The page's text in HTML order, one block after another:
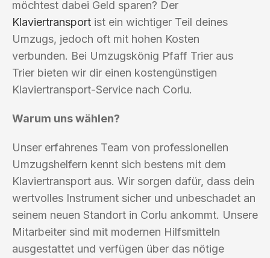
möchtest dabei Geld sparen? Der
Klaviertransport ist ein wichtiger Teil deines
Umzugs, jedoch oft mit hohen Kosten
verbunden. Bei Umzugskönig Pfaff Trier aus
Trier bieten wir dir einen kostengünstigen
Klaviertransport-Service nach Corlu.
Warum uns wählen?
Unser erfahrenes Team von professionellen
Umzugshelfern kennt sich bestens mit dem
Klaviertransport aus. Wir sorgen dafür, dass dein
wertvolles Instrument sicher und unbeschadet an
seinem neuen Standort in Corlu ankommt. Unsere
Mitarbeiter sind mit modernen Hilfsmitteln
ausgestattet und verfügen über das nötige